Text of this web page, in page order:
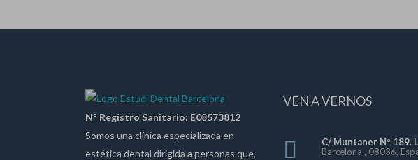
Nº Registro Sanitario: E08573812
Somos una clínica especializada en
estética dental dirigida a personas que,
VEN A VERNOS
C/ Muntaner Nº 189.
Barcelona , 08036,